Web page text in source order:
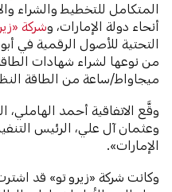
المتكامل للتخطيط والشراء
أنحاء دولة الإمارات، وشركة
التحتية للأصول الرقمية في
ميجاواط/ساعة من الطاقة
وقَّع الاتفاقية أحمد الهاملي،
وعثمان آل علي، الرئيس
الإمارات».
وكانت شركة «زيرو تو» قد